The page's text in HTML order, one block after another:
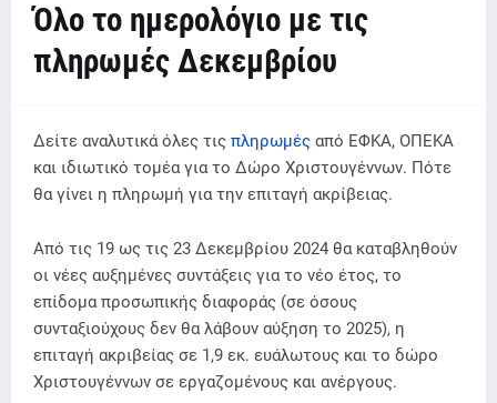
Όλο το ημερολόγιο με τις
πληρωμές Δεκεμβρίου
Δείτε αναλυτικά όλες τις πληρωμές από ΕΦΚΑ, ΟΠΕΚΑ
και ιδιωτικό τομέα για το Δώρο Χριστουγέννων. Πότε
θα γίνει η πληρωμή για την επιταγή ακρίβειας.
Από τις 19 ως τις 23 Δεκεμβρίου 2024 θα καταβληθούν
οι νέες αυξημένες συντάξεις για το νέο έτος, το
επίδομα προσωπικής διαφοράς (σε όσους
συνταξιούχους δεν θα λάβουν αύξηση το 2025), η
επιταγή ακριβείας σε 1,9 εκ. ευάλωτους και το δώρο
Χριστουγέννων σε εργαζομένους και ανέργους.